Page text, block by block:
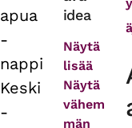
apua
-
nappi
Keski
-
idea
Näytä
lisää
Näytä
vähem
män